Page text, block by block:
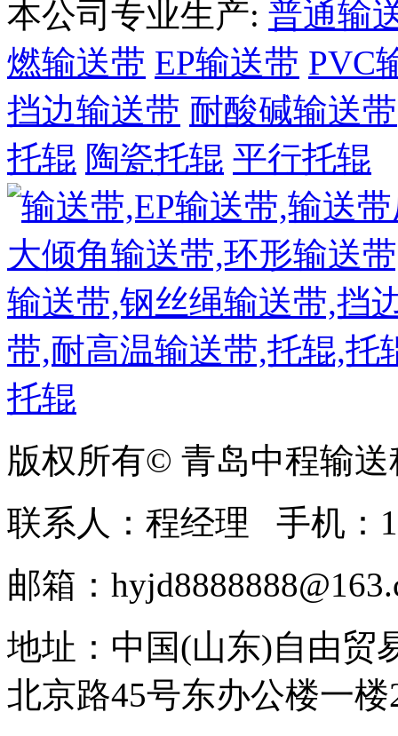
本公司专业生产: 普通输
燃输送带 EP输送带 PVC
挡边输送带 耐酸碱输送带
托辊 陶瓷托辊 平行托辊
版权所有© 青岛中程输
联系人：程经理 手机：
邮箱：
地址：中国(山东)自由贸
北京路45号东办公楼一楼